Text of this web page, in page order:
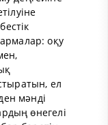
оқу
ел
мәнді
өнегелі